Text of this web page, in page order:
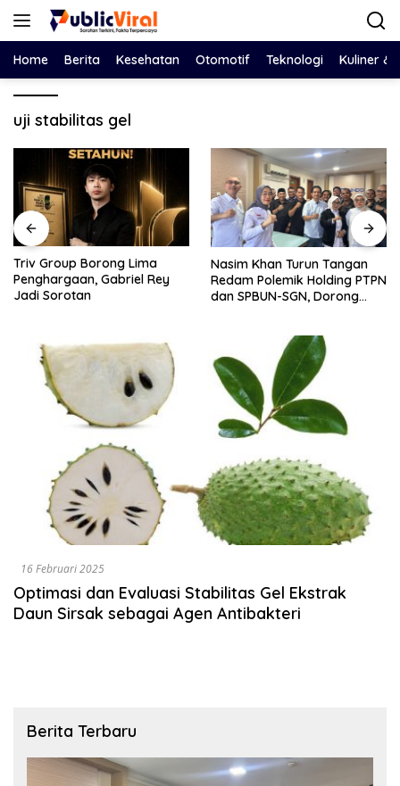
Langsung
Home Berita Kesehatan Otomotif Teknologi Kuliner &
uji stabilitas gel
Lima
Gabriel Rey
Nasim Khan Turun Tangan
Redam Polemik Holding PTPN
dan SPBUN-SGN, Dorong
Bawa Salinan
DPRD, Eko
Dewan Adu
16 Februari 2025
Optimasi dan Evaluasi Stabilitas Gel Ekstrak
Daun Sirsak sebagai Agen Antibakteri
Berita Terbaru